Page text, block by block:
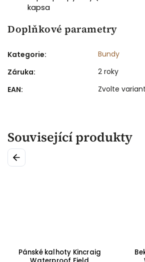
kapsa
Doplňkové parametry
Kategorie:
Bundy
Záruka:
2 roky
EAN: Zvolte
Související produkty
Previous
Pánské kalhoty Kincraig